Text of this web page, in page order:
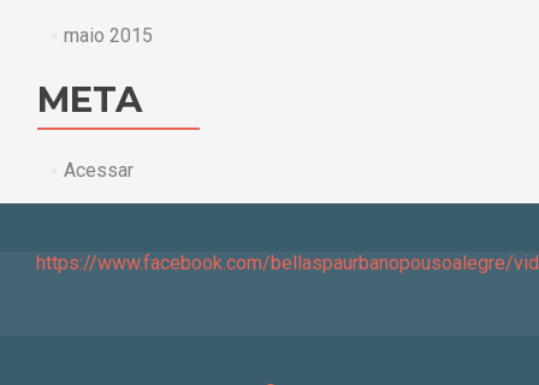
maio 2015
META
Acessar
https://www.facebook.com/bellaspaurbanopousoalegre/